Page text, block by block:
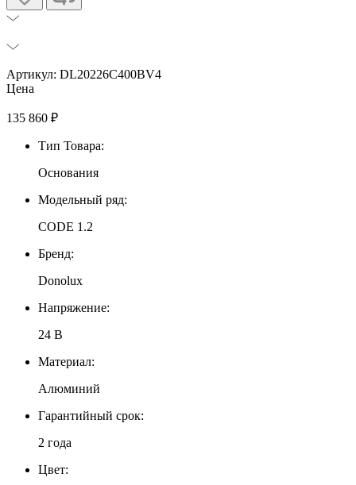
Артикул: DL20226С400BV4
Цена
135 860 ₽
Тип Товара:
Основания
Модельный ряд:
CODE 1.2
Бренд:
Donolux
Напряжение:
24 В
Материал:
Алюминий
Гарантийный срок:
2 года
Цвет: